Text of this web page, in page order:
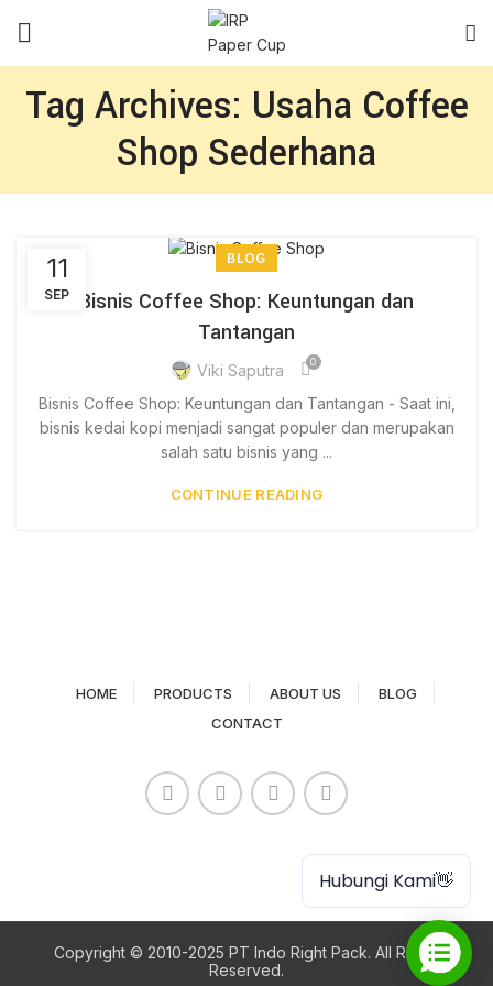
Tag Archives: Usaha Coffee
Shop Sederhana
11
SEP
BLOG
Bisnis Coffee Shop: Keuntungan dan
Tantangan
Viki Saputra 0
Bisnis Coffee Shop: Keuntungan dan Tantangan - Saat ini,
bisnis kedai kopi menjadi sangat populer dan merupakan
salah satu bisnis yang ...
CONTINUE READING
HOME PRODUCTS ABOUT US
BLOG
CONTACT
Copyright © 2010-2025 PT Indo Right Pack. All Rights
Reserved.
Hubungi Kami👋